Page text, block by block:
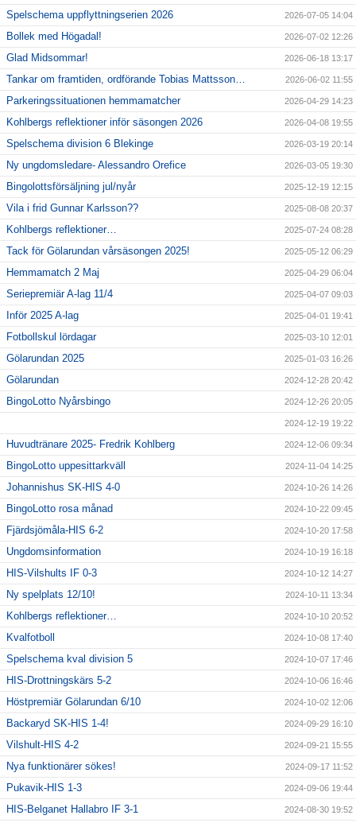
Spelschema uppflyttningserien 2026 2026-07-05 14:04
Bollek med Högadal! 2026-07-02 12:26
Glad Midsommar! 2026-06-18 13:17
Tankar om framtiden, ordförande Tobias Mattsson… 2026-06-02 11:55
Parkeringssituationen hemmamatcher 2026-04-29 14:23
Kohlbergs reflektioner inför säsongen 2026 2026-04-08 19:55
Spelschema division 6 Blekinge 2026-03-19 20:14
Ny ungdomsledare- Alessandro Orefice 2026-03-05 19:30
Bingolottsförsäljning jul/nyår 2025-12-19 12:15
Vila i frid Gunnar Karlsson?? 2025-08-08 20:37
Kohlbergs reflektioner… 2025-07-24 08:28
Tack för Gölarundan vårsäsongen 2025! 2025-05-12 06:29
Hemmamatch 2 Maj 2025-04-29 06:04
Seriepremiär A-lag 11/4 2025-04-07 09:03
Inför 2025 A-lag 2025-04-01 19:41
Fotbollskul lördagar 2025-03-10 12:01
Gölarundan 2025 2025-01-03 16:26
Gölarundan 2024-12-28 20:42
BingoLotto Nyårsbingo 2024-12-26 20:05
2024-12-19 19:22
Huvudtränare 2025- Fredrik Kohlberg 2024-12-06 09:34
BingoLotto uppesittarkväll 2024-11-04 14:25
Johannishus SK-HIS 4-0 2024-10-26 14:26
BingoLotto rosa månad 2024-10-22 09:45
Fjärdsjömåla-HIS 6-2 2024-10-20 17:58
Ungdomsinformation 2024-10-19 16:18
HIS-Vilshults IF 0-3 2024-10-12 14:27
Ny spelplats 12/10! 2024-10-11 13:34
Kohlbergs reflektioner… 2024-10-10 20:52
Kvalfotboll 2024-10-08 17:40
Spelschema kval division 5 2024-10-07 17:46
HIS-Drottningskärs 5-2 2024-10-06 16:46
Höstpremiär Gölarundan 6/10 2024-10-02 12:06
Backaryd SK-HIS 1-4! 2024-09-29 16:10
Vilshult-HIS 4-2 2024-09-21 15:55
Nya funktionärer sökes! 2024-09-17 11:52
Pukavik-HIS 1-3 2024-09-06 19:44
HIS-Belganet Hallabro IF 3-1 2024-08-30 19:52